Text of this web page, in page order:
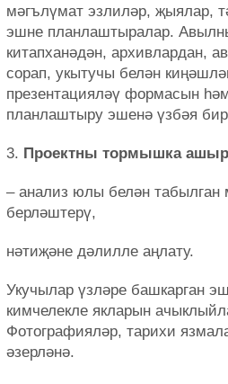
мәгълүмат эзлиләр, җыялар,
эшне планлаштыралар.
китапханәдән, архивлардан,
сорап, укытучы белән
презентацияләү формасын
планлаштыру эшенә үзбәя
3. Проектны тормышка
– анализ юлы белән табылган
берләштерү,
нәтиҗәне дәлилле аңлату.
Укучылар үзләре башкарган
кимчелекле якларын
Фотографияләр, тарихи
әзерләнә.